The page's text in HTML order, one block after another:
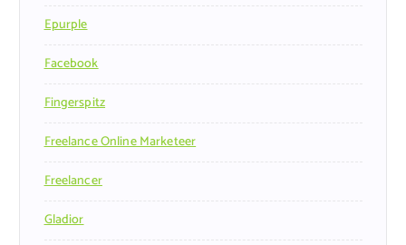
Epurple
Facebook
Fingerspitz
Freelance Online Marketeer
Freelancer
Gladior